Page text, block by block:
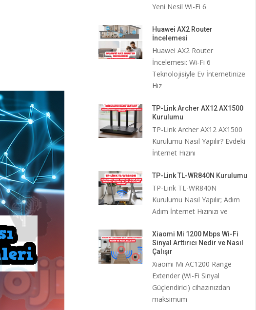
Yeni Nesil Wi-Fi 6
Huawei AX2 Router
İncelemesi
Huawei AX2 Router
İncelemesi: Wi-Fi 6
Teknolojisiyle Ev İnternetinize
Hız
TP-Link Archer AX12 AX1500
Kurulumu
TP-Link Archer AX12 AX1500
Kurulumu Nasıl Yapılır? Evdeki
İnternet Hızını
TP-Link TL-WR840N Kurulumu
TP-Link TL-WR840N
Kurulumu Nasıl Yapılır; Adım
Adım İnternet Hızınızı ve
Xiaomi Mi 1200 Mbps Wi-Fi
Sinyal Arttırıcı Nedir ve Nasıl
Çalışır
Xiaomi Mi AC1200 Range
Extender (Wi-Fi Sinyal
Güçlendirici) cihazınızdan
maksimum